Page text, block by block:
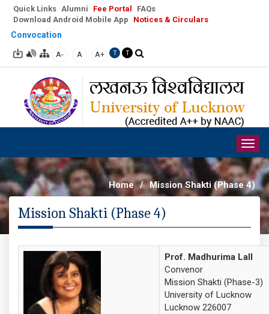
Quick Links Alumni Fee Portal
FAQs
Download Android Mobile App
Notices & Circulars
Convocation
A- A A+ T T
Home / Mission Shakti (Phase 4)
Mission Shakti (Phase 4)
Prof. Madhurima Lall
Convenor
Mission Shakti (Phase-3)
University of Lucknow
Lucknow 226007